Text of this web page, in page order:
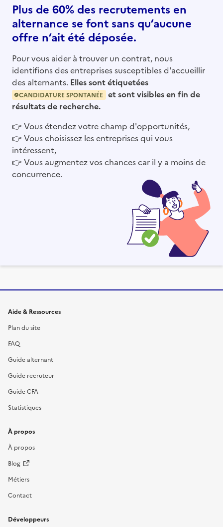
Plus de 60% des recrutements en
alternance se font sans qu’aucune
offre n’ait été déposée.
Pour vous aider à trouver un contrat, nous
identifions des entreprises susceptibles d'accueillir
des alternants. Elles sont étiquetées
CANDIDATURE SPONTANÉE
et sont visibles en fin de
résultats de recherche.
👉 Vous étendez votre champ d'opportunités,
👉 Vous choisissez les entreprises qui vous
intéressent,
👉 Vous augmentez vos chances car il y a moins de
concurrence.
Informations et liens du site
Aide & Ressources
Plan du site
FAQ
Guide alternant
Guide recruteur
Guide CFA
Statistiques
À propos
À propos
Blog
Métiers
Contact
Développeurs